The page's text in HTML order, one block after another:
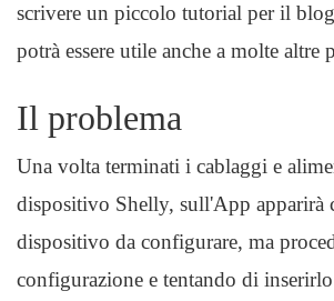
scrivere un piccolo tutorial per il
potrà essere utile anche a molte altre
Il problema
Una volta terminati i cablaggi e
dispositivo Shelly, sull'App apparirà
dispositivo da configurare, ma
configurazione e tentando di